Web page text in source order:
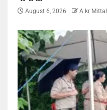
August 6, 2026 A kr Mittal